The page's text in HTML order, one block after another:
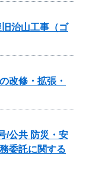
治山工事（ゴ
改修・拡張・
/公共 防災・安
委託に関する